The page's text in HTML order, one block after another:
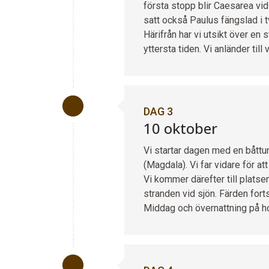
första stopp blir Caesarea
satt också Paulus fängslad i
Härifrån har vi utsikt över en
yttersta tiden. Vi anländer till
DAG 3
10 oktober
Vi startar dagen med en
(Magdala). Vi far vidare för
Vi kommer därefter till
stranden vid sjön. Färden
Middag och övernattning på